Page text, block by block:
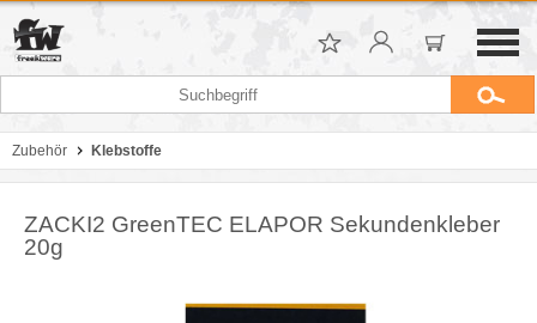
Zubehör Klebstoffe
ZACKI2 GreenTEC ELAPOR Sekundenkleber
20g